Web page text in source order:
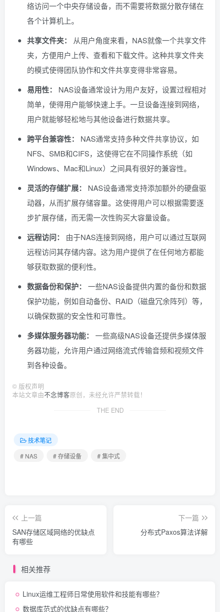
络访问一个中央存储设备，而不需要将数据分散存储在
各个计算机上。
共享文件夹：
从用户角度来看，NAS就像一个共享文件
夹，方便用户上传、查看和下载文件。这种共享文件夹
的模式使得团队协作和文件共享变得非常容易。
易用性：
NAS设备通常设计为用户友好，设置过程相对
简单，使得用户能够快速上手。一旦设备连接到网络，
用户就能够轻松地与其他设备进行数据共享。
跨平台兼容性：
NAS通常支持多种文件共享协议，如
NFS、SMB和CIFS，这使得它在不同操作系统（如
Windows、Mac和Linux）之间具有很好的兼容性。
灵活的存储扩展：
NAS设备通常支持添加额外的硬盘驱
动器，从而扩展存储容量。这使得用户可以根据需要逐
步扩展存储，而无需一次性购买大容量设备。
远程访问：
由于NAS连接到网络，用户可以通过互联网
远程访问其存储内容。这为用户提供了在任何地方都能
够获取数据的便利性。
数据备份和保护：
一些NAS设备提供内置的备份和数据
保护功能，例如自动备份、RAID（磁盘冗余阵列）等，
以确保数据的安全性和可靠性。
多媒体服务器功能：
一些高级NAS设备还提供多媒体服
务器功能，允许用户通过网络流式传输音频和视频文件
到各种设备。
© 版权声明
本站文章由不念博客原创，未经允许严禁转载！
THE END
技术笔记
# NAS
# 存储设备 # 集中式
上一篇
SAN存储区域网络的优缺点
有哪些
下一篇
分布式Paxos算法详解
相关推荐
Linux运维工程师日常使用软件和技能有哪些？
数据库范式的优缺点有哪些？